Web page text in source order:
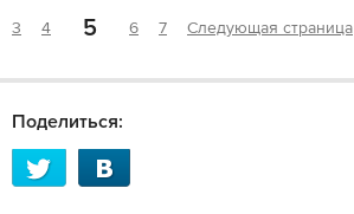
3 4 5 6 7 Следующая страница
Поделиться: